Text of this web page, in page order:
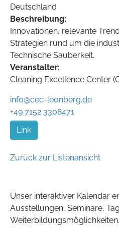
Deutschland
Beschreibung:
Innovationen, relevante
Strategien rund um die
Technische Sauberkeit.
Veranstalter:
Cleaning Excellence Center
info@cec-leonberg.de
+49 7152 3308471
Link
Zurück zur Listenansicht
Unser interaktiver Kalendar
Ausstellungen, Seminare,